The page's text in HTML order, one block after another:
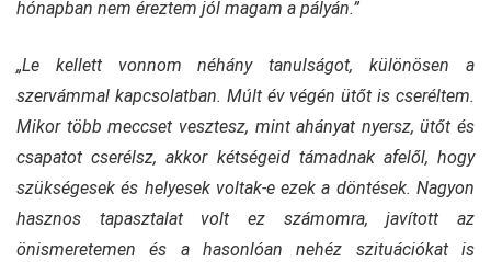
hónapban nem éreztem jól magam a pályán.”
„Le kellett vonnom néhány tanulságot, különösen a
szervámmal kapcsolatban. Múlt év végén ütőt is cseréltem.
Mikor több meccset vesztesz, mint ahányat nyersz, ütőt és
csapatot cserélsz, akkor kétségeid támadnak afelől, hogy
szükségesek és helyesek voltak-e ezek a döntések. Nagyon
hasznos tapasztalat volt ez számomra, javított az
önismeretemen és a hasonlóan nehéz szituációkat is